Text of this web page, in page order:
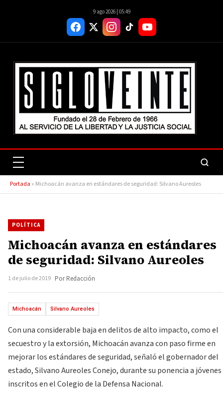
9 ago 2026 | 05:49
Portada » Michoacán avanza en estándares de seguridad: Silvano Aureoles
POLÍTICA
Michoacán avanza en estándares
de seguridad: Silvano Aureoles
1 de julio de 2019 Por Redacción
Michoacán Silvano Aureoles
Con una considerable baja en delitos de alto impacto, como el
secuestro y la extorsión, Michoacán avanza con paso firme en
mejorar los estándares de seguridad, señaló el gobernador del
estado, Silvano Aureoles Conejo, durante su ponencia a jóvenes
inscritos en el Colegio de la Defensa Nacional.